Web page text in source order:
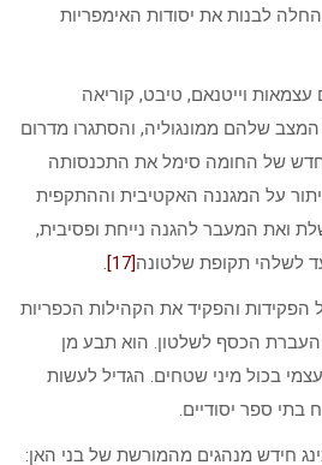
לבנות את יסודות האימפריות
עם עצמאות וייטנאם, טיבט, קוריאה
המצב שלהם ממונגוליה, והסתגרו מדרום
של החומה סימל את התכנסותה
על המגננה האקטיבית וההתקפית
ואת המעבר להגנה נייחת ופסיבית,
לשלהי תקופת שלטונה[17]
הפקידות והפקיד את הקהילות הכפריות
הכסף לשלטון. הוא תבע מן
בכול מיני שטחים. הגדיל לעשות
בתי ספר יסודיים.
חידש מנהגים מהמורשת של בני האן: